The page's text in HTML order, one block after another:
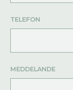
TELEFON
MEDDELANDE